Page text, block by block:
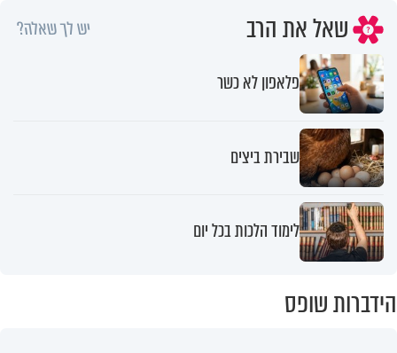
שאל את הרב יש לך שאלה?
פלאפון לא כשר
שבירת ביצים
לימוד הלכות בכל יום
הידברות שופס